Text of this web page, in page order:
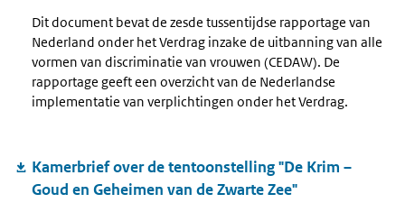
Dit document bevat de zesde tussentijdse rapportage van
Nederland onder het Verdrag inzake de uitbanning van alle
vormen van discriminatie van vrouwen (CEDAW). De
rapportage geeft een overzicht van de Nederlandse
implementatie van verplichtingen onder het Verdrag.
Kamerbrief over de tentoonstelling "De Krim –
Goud en Geheimen van de Zwarte Zee"